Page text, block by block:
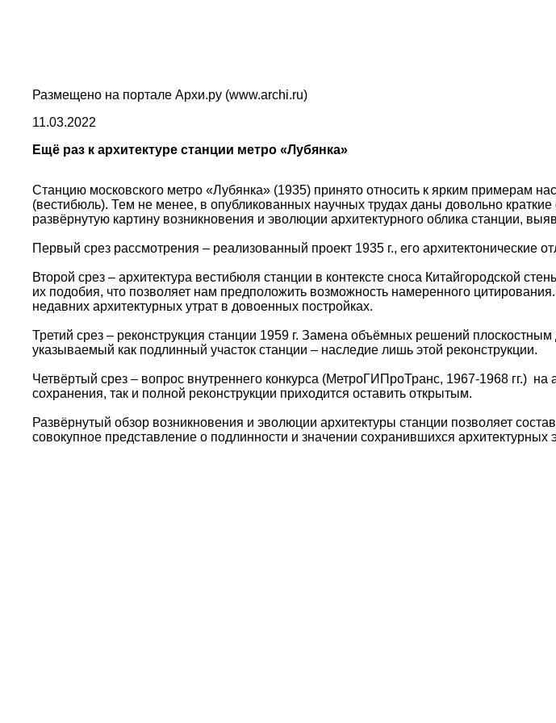
Размещено на портале Архи.ру (www.archi.ru)
11.03.2022
Ещё раз к архитектуре станции метро «Лубянка»
Станцию московского метро «Лубянка» (1935) принято относить к ярким
(вестибюль). Тем не менее, в опубликованных научных трудах даны довольно
развёрнутую картину возникновения и эволюции архитектурного облика станции,
Первый срез рассмотрения – реализованный проект 1935 г., его архитектонические
Второй срез – архитектура вестибюля станции в контексте сноса Китайгородской
их подобия, что позволяет нам предположить возможность намеренного
недавних архитектурных утрат в довоенных постройках.
Третий срез – реконструкция станции 1959 г. Замена объёмных решений
указываемый как подлинный участок станции – наследие лишь этой реконструкции.
Четвёртый срез – вопрос внутреннего конкурса (МетроГИПроТранс, 1967-1968 гг.) на
сохранения, так и полной реконструкции приходится оставить открытым.
Развёрнутый обзор возникновения и эволюции архитектуры станции позволяет
совокупное представление о подлинности и значении сохранившихся архитектурных